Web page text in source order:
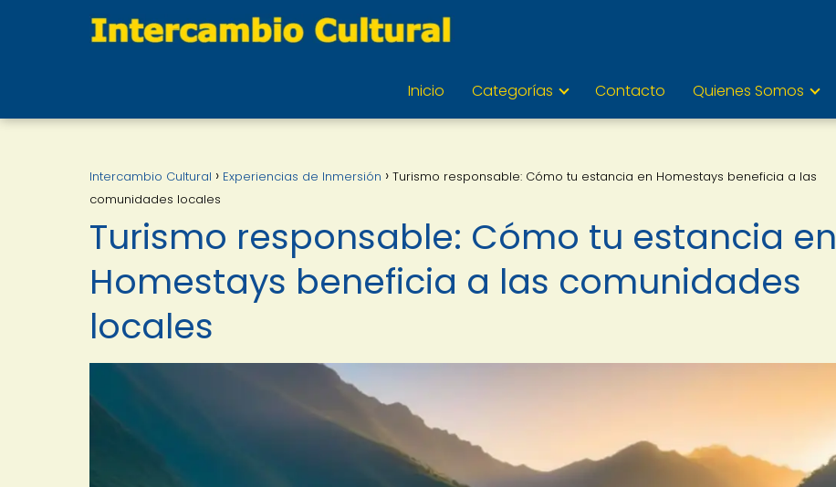
Inicio Categorías Contacto Quienes Somos
Intercambio Cultural Experiencias de Inmersión
Turismo responsable: Cómo tu estancia en Homestays beneficia a las
comunidades locales
Turismo responsable: Cómo tu estancia en
Homestays beneficia a las comunidades
locales